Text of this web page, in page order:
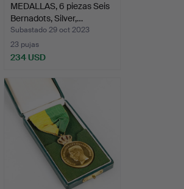
MEDALLAS, 6 piezas Seis
Bernadots, Silver,…
Subastado 29 oct 2023
23 pujas
234 USD